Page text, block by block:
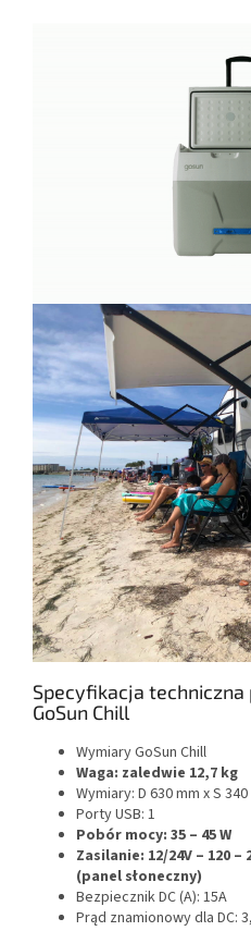
Specyfikacja
GoSun Chill
Wymiary GoSun Chill
Waga: zaledwie 12,7 kg
Wymiary: D 630 mm x S
Porty USB: 1
Pobór mocy: 35 – 45 W
Zasilanie: 12/24V – 120
(panel słoneczny)
Bezpiecznik DC (A): 15A
Prąd znamionowy dla DC: